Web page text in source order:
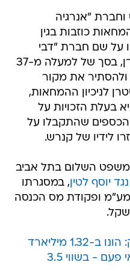
"אנרגיה
כוזבות בגין
על שם חברת "דבי
אנרגיה" השייכת למורגנשטרן, בסך של למעלה מ-37
ולהסתיר את מקור
לניכיון ההמחאות,
בעלת הזכויות על
שהתקבלו על
לידיו של קנרש.
משפט השלום בתל אביב
יוסף לטין, במסגרתו
מע"מ ופקודת מס הכנסה
מיליארד
חשד: הונאת המס הגדולה אי פעם - בשווי 3.5